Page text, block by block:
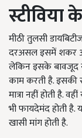
स्टीविया
मीठी तुलसी
दरअसल इसमें शकर
लेकिन इसके बावजूद
काम करती है. इसकी
मात्रा नहीं होती है.
भी फायदेमंद होती
खासी मांग होती है.